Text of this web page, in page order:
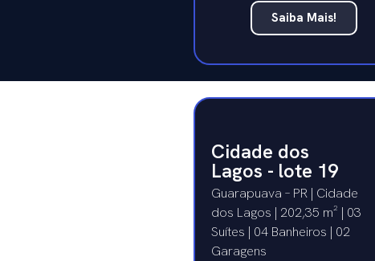
Saiba Mais!
Cidade dos
Lagos - lote 19
Guarapuava – PR | Cidade
dos Lagos | 202,35 m² | 03
Suítes | 04 Banheiros | 02
Garagens